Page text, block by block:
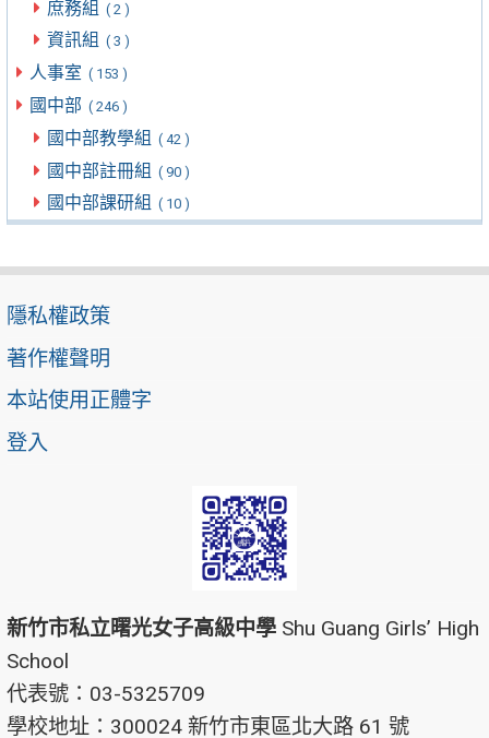
庶務組 ( 2 )
資訊組 ( 3 )
人事室 ( 153 )
國中部 ( 246 )
國中部教學組 ( 42 )
國中部註冊組 ( 90 )
國中部課研組 ( 10 )
隱私權政策
著作權聲明
本站使用正體字
登入
新竹市私立曙光女子高級中學 Shu Guang Girls’ High
School
代表號：03-5325709
學校地址：300024 新竹市東區北大路 61 號